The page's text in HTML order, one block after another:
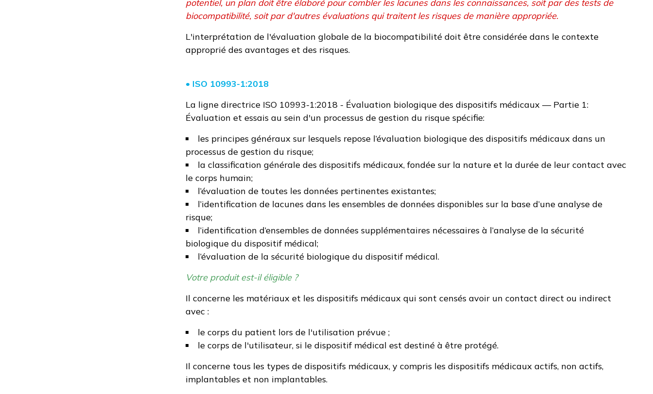
potentiel, un plan doit être élaboré pour combler les lacunes dans les connaissances, soit par des tests de
biocompatibilité, soit par d'autres évaluations qui traitent les risques de manière appropriée.
L'interprétation de l'évaluation globale de la biocompatibilité doit être considérée dans le contexte
approprié des avantages et des risques.
• ISO 10993-1:2018
La ligne directrice ISO 10993-1:2018 - Évaluation biologique des dispositifs médicaux — Partie 1:
Évaluation et essais au sein d'un processus de gestion du risque spécifie:
les principes généraux sur lesquels repose l’évaluation biologique des dispositifs médicaux dans un
processus de gestion du risque;
la classification générale des dispositifs médicaux, fondée sur la nature et la durée de leur contact avec
le corps humain;
l’évaluation de toutes les données pertinentes existantes;
l’identification de lacunes dans les ensembles de données disponibles sur la base d’une analyse de
risque;
l’identification d’ensembles de données supplémentaires nécessaires à l’analyse de la sécurité
biologique du dispositif médical;
l’évaluation de la sécurité biologique du dispositif médical.
Votre produit est-il éligible ?
Il concerne les matériaux et les dispositifs médicaux qui sont censés avoir un contact direct ou indirect
avec :
le corps du patient lors de l'utilisation prévue ;
le corps de l'utilisateur, si le dispositif médical est destiné à être protégé.
Il concerne tous les types de dispositifs médicaux, y compris les dispositifs médicaux actifs, non actifs,
implantables et non implantables.